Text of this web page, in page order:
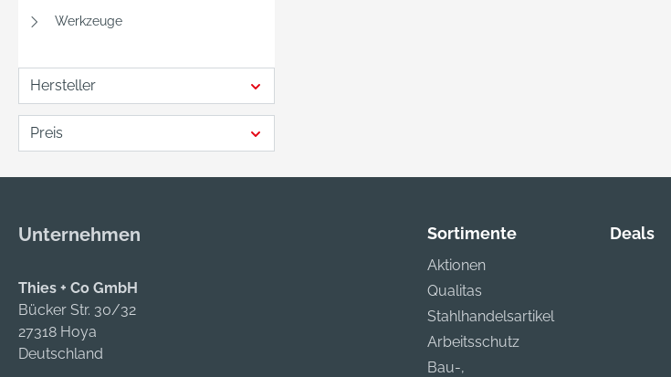
Werkzeuge
Hersteller
Preis
Unternehmen
Thies + Co GmbH
Bücker Str. 30/32
27318 Hoya
Deutschland
Sortimente
Aktionen
Qualitas
Stahlhandelsartikel
Arbeitsschutz
Bau-,
Deals